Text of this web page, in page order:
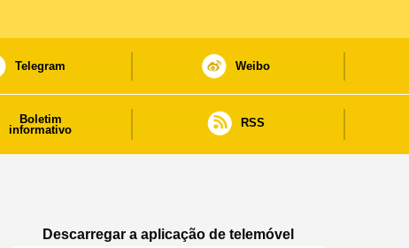
Telegram Weibo
Boletim
informativo
RSS
Descarregar a aplicação de telemóvel